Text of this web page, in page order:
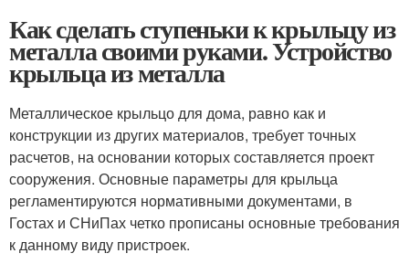
Как сделать ступеньки к крыльцу из
металла своими руками. Устройство
крыльца из металла
Металлическое крыльцо для дома, равно как и
конструкции из других материалов, требует точных
расчетов, на основании которых составляется проект
сооружения. Основные параметры для крыльца
регламентируются нормативными документами, в
Гостах и СНиПах четко прописаны основные требования
к данному виду пристроек.